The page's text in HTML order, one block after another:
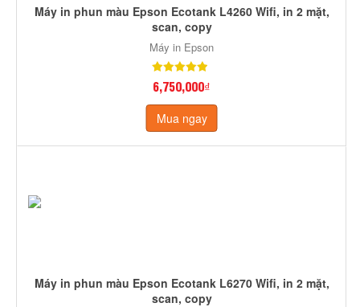
Máy in phun màu Epson Ecotank L4260 Wifi, in 2 mặt,
scan, copy
Máy in Epson
6,750,000₫
Mua ngay
Máy in phun màu Epson Ecotank L6270 Wifi, in 2 mặt,
scan, copy